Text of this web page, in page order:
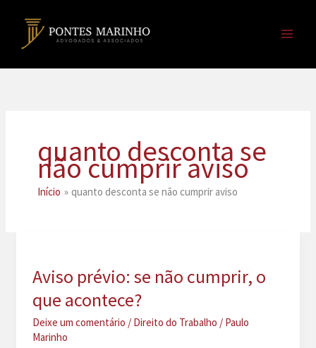
quanto desconta se
não cumprir aviso
Início quanto desconta se não cumprir aviso
Aviso prévio: se não cumprir, o
que acontece?
Deixe um comentário / Direito do Trabalho / Paulo
Marinho